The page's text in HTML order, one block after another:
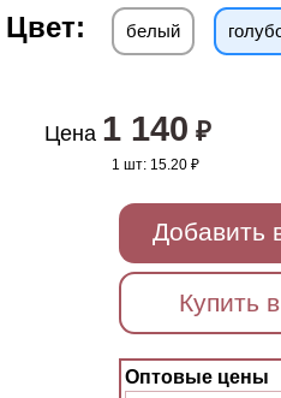
Цвет: белый
Цена 1 140 ₽
1 шт:15.20 ₽
Добавить
Купить
Оптовые цены